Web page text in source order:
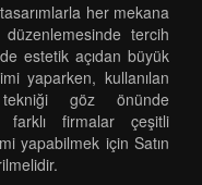
her mekana
tercih
estetik açıdan büyük
yaparken, kullanılan
göz önünde
farklı firmalar çeşitli
yapabilmek için Satın